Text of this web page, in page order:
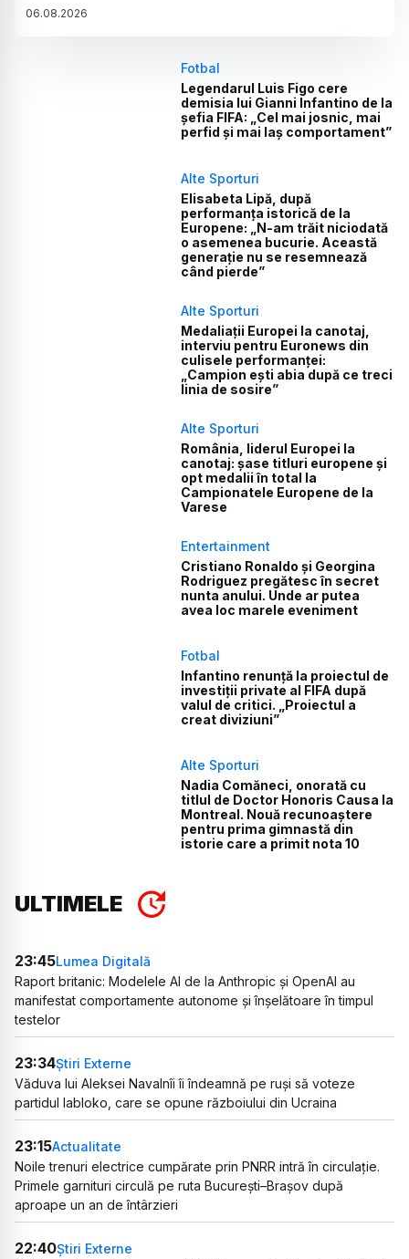
06.08.2026
Fotbal
Legendarul Luis Figo cere
demisia lui Gianni Infantino de la
șefia FIFA: „Cel mai josnic, mai
perfid și mai laș comportament”
Alte Sporturi
Elisabeta Lipă, după
performanța istorică de la
Europene: „N-am trăit niciodată
o asemenea bucurie. Această
generație nu se resemnează
când pierde”
Alte Sporturi
Medaliații Europei la canotaj,
interviu pentru Euronews din
culisele performanței:
„Campion ești abia după ce treci
linia de sosire”
Alte Sporturi
România, liderul Europei la
canotaj: șase titluri europene și
opt medalii în total la
Campionatele Europene de la
Varese
Entertainment
Cristiano Ronaldo și Georgina
Rodriguez pregătesc în secret
nunta anului. Unde ar putea
avea loc marele eveniment
Fotbal
Infantino renunță la proiectul de
investiții private al FIFA după
valul de critici. „Proiectul a
creat diviziuni”
Alte Sporturi
Nadia Comăneci, onorată cu
titlul de Doctor Honoris Causa la
Montreal. Nouă recunoaștere
pentru prima gimnastă din
istorie care a primit nota 10
ULTIMELE
23:45Lumea Digitală
Raport britanic: Modelele AI de la Anthropic și OpenAI au
manifestat comportamente autonome și înșelătoare în timpul
testelor
23:34Știri Externe
Văduva lui Aleksei Navalnîi îi îndeamnă pe ruși să voteze
partidul Iabloko, care se opune războiului din Ucraina
23:15Actualitate
Noile trenuri electrice cumpărate prin PNRR intră în circulație.
Primele garnituri circulă pe ruta București–Brașov după
aproape un an de întârzieri
22:40Știri Externe